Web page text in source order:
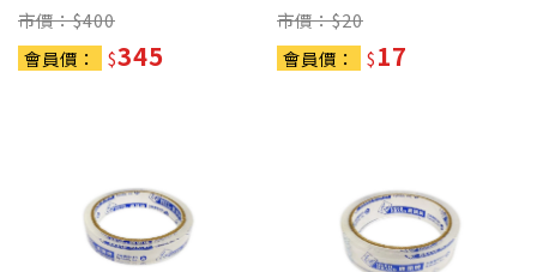
市價：$400
會員價：
$345
市價：$20
會員價：
$17